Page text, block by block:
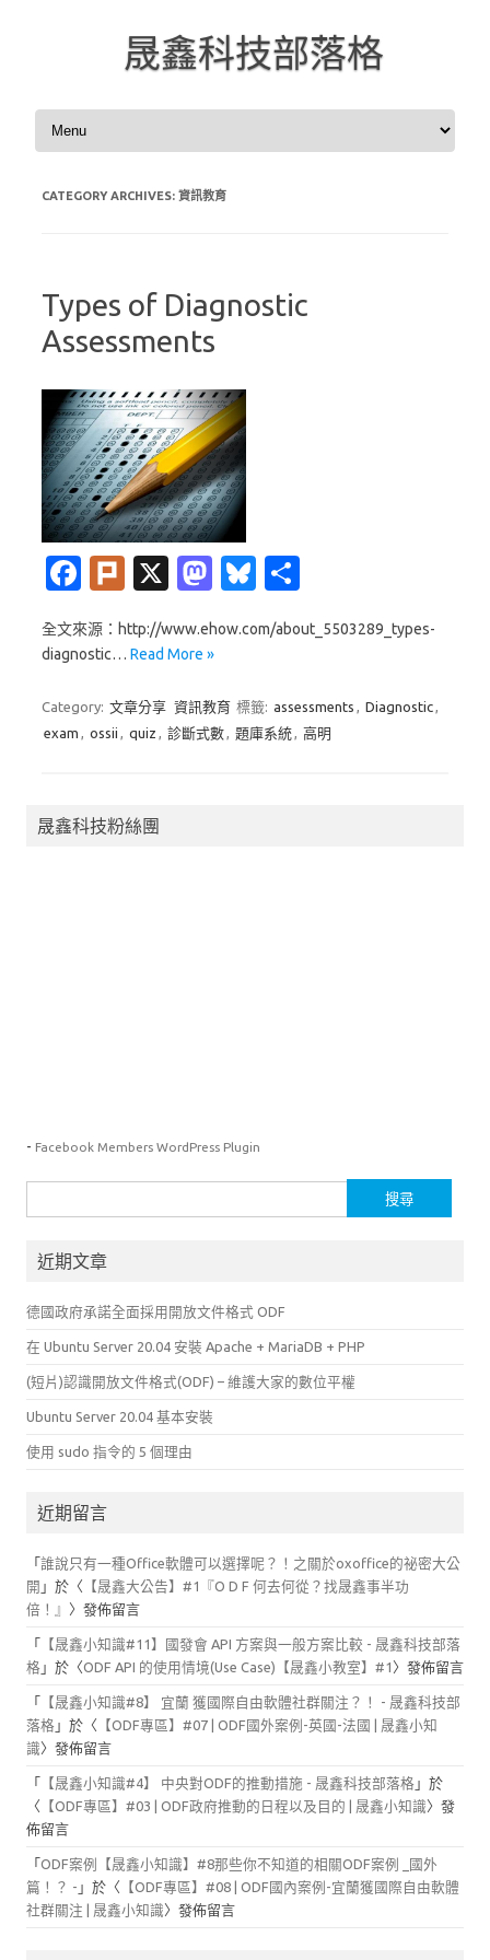
晟鑫科技部落格
Skip to content
CATEGORY ARCHIVES: 資訊教育
Types of Diagnostic
Assessments
Fa
e
o
o
Pl
k
X
M
t
d
o
Bl
es
y
全文來源：http://www.ehow.com/about_5503289_types-
diagnostic… Read More »
Category: 文章分享 資訊教育 標籤: assessments , Diagnostic,
exam , ossii , quiz , 診斷式數, 題庫系統, 高明
晟鑫科技粉絲團
- Facebook Members WordPress Plugin
尋
鍵近期文章
德國政府承諾全面採用開放文件格式 ODF
在 Ubuntu Server 20.04 安裝 Apache + MariaDB + PHP
(短片)認識開放文件格式(ODF) – 維護大家的數位平權
Ubuntu Server 20.04 基本安裝
使用 sudo 指令的 5 個理由
近期留言
「 誰說只有一種Office軟體可以選擇呢？！之關於oxoffice的祕密大公
開 」於〈 【晟鑫大公告】#1『O D F 何去何從？找晟鑫事半功
倍！』 〉發佈留言
「
【晟鑫小知識#11】國發會 API 方案與一般方案比較 - 晟鑫科技部落
格 」於〈ODF API 的使用情境(Use Case)【晟鑫小教室】#1 〉發佈留言
「
【晟鑫小知識#8】 宜蘭 獲國際自由軟體社群關注？！ - 晟鑫科技部
落格 」於〈 【ODF專區】#07 | ODF國外案例-英國-法國 | 晟鑫小知
識〉發佈留言
「 【晟鑫小知識#4】 中央對ODF的推動措施 - 晟鑫科技部落格 」於
〈 【ODF專區】#03 | ODF政府推動的日程以及目的 | 晟鑫小知識〉發
佈留言
「 ODF案例【晟鑫小知識】#8那些你不知道的相關ODF案例 _國外
篇！？ - 」於〈 【ODF專區】#08 | ODF國內案例-宜蘭獲國際自由軟體
社群關注 | 晟鑫小知識〉發佈留言